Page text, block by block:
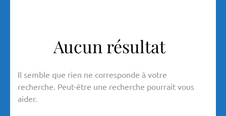
Aucun résultat
Il semble que rien ne corresponde à votre
recherche. Peut-être une recherche pourrait vous
aider.